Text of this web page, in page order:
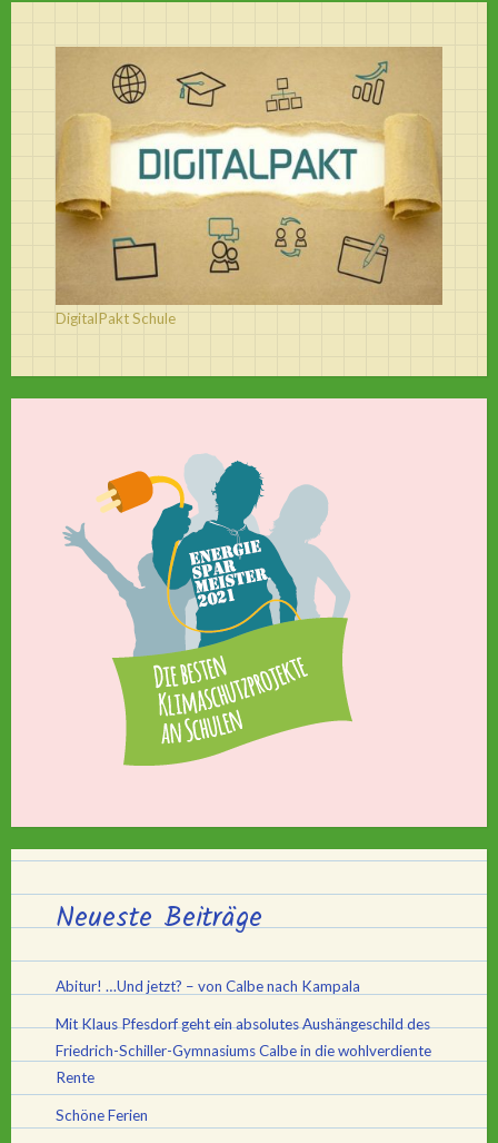
DigitalPakt Schule
Neueste Beiträge
Abitur! …Und jetzt? – von Calbe nach Kampala
Mit Klaus Pfesdorf geht ein absolutes Aushängeschild des
Friedrich-Schiller-Gymnasiums Calbe in die wohlverdiente
Rente
Schöne Ferien